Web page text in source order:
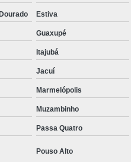
Social Masculina Preta
Preta Masculina
Social Preço
Masculina Preço
Estampada Preço
Masculina Manga Longa
Masculina Preta Preço
Estiva
Guaxupé
Itajubá
Jacuí
Marmelópolis
Muzambinho
Passa Quatro
Pouso Alto